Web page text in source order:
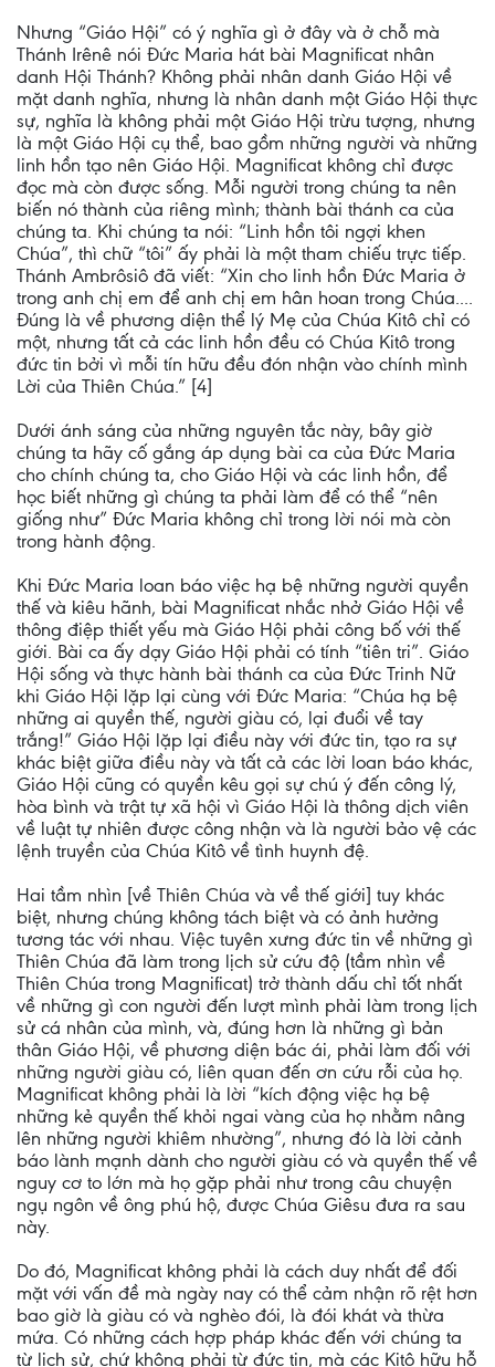
Nhưng “Giáo Hội” có ý nghĩa gì ở đây và ở chỗ mà
Thánh Irênê nói Đức Maria hát bài Magnificat nhân
danh Hội Thánh? Không phải nhân danh Giáo Hội về
mặt danh nghĩa, nhưng là nhân danh một Giáo Hội thực
sự, nghĩa là không phải một Giáo Hội trừu tượng, nhưng
là một Giáo Hội cụ thể, bao gồm những người và những
linh hồn tạo nên Giáo Hội. Magnificat không chỉ được
đọc mà còn được sống. Mỗi người trong chúng ta nên
biến nó thành của riêng mình; thành bài thánh ca của
chúng ta. Khi chúng ta nói: “Linh hồn tôi ngợi khen
Chúa”, thì chữ “tôi” ấy phải là một tham chiếu trực tiếp.
Thánh Ambrôsiô đã viết: “Xin cho linh hồn Đức Maria ở
trong anh chị em để anh chị em hân hoan trong Chúa....
Đúng là về phương diện thể lý Mẹ của Chúa Kitô chỉ có
một, nhưng tất cả các linh hồn đều có Chúa Kitô trong
đức tin bởi vì mỗi tín hữu đều đón nhận vào chính mình
Lời của Thiên Chúa.” [4]
Dưới ánh sáng của những nguyên tắc này, bây giờ
chúng ta hãy cố gắng áp dụng bài ca của Đức Maria
cho chính chúng ta, cho Giáo Hội và các linh hồn, để
học biết những gì chúng ta phải làm để có thể “nên
giống như” Đức Maria không chỉ trong lời nói mà còn
trong hành động.
Khi Đức Maria loan báo việc hạ bệ những người quyền
thế và kiêu hãnh, bài Magnificat nhắc nhở Giáo Hội về
thông điệp thiết yếu mà Giáo Hội phải công bố với thế
giới. Bài ca ấy dạy Giáo Hội phải có tính “tiên tri”. Giáo
Hội sống và thực hành bài thánh ca của Đức Trinh Nữ
khi Giáo Hội lặp lại cùng với Đức Maria: “Chúa hạ bệ
những ai quyền thế, người giàu có, lại đuổi về tay
trắng!” Giáo Hội lặp lại điều này với đức tin, tạo ra sự
khác biệt giữa điều này và tất cả các lời loan báo khác,
Giáo Hội cũng có quyền kêu gọi sự chú ý đến công lý,
hòa bình và trật tự xã hội vì Giáo Hội là thông dịch viên
về luật tự nhiên được công nhận và là người bảo vệ các
lệnh truyền của Chúa Kitô về tình huynh đệ.
Hai tầm nhìn [về Thiên Chúa và về thế giới] tuy khác
biệt, nhưng chúng không tách biệt và có ảnh hưởng
tương tác với nhau. Việc tuyên xưng đức tin về những gì
Thiên Chúa đã làm trong lịch sử cứu độ (tầm nhìn về
Thiên Chúa trong Magnificat) trở thành dấu chỉ tốt nhất
về những gì con người đến lượt mình phải làm trong lịch
sử cá nhân của mình, và, đúng hơn là những gì bản
thân Giáo Hội, về phương diện bác ái, phải làm đối với
những người giàu có, liên quan đến ơn cứu rỗi của họ.
Magnificat không phải là lời “kích động việc hạ bệ
những kẻ quyền thế khỏi ngai vàng của họ nhằm nâng
lên những người khiêm nhường”, nhưng đó là lời cảnh
báo lành mạnh dành cho người giàu có và quyền thế về
nguy cơ to lớn mà họ gặp phải như trong câu chuyện
ngụ ngôn về ông phú hộ, được Chúa Giêsu đưa ra sau
này.
Do đó, Magnificat không phải là cách duy nhất để đối
mặt với vấn đề mà ngày nay có thể cảm nhận rõ rệt hơn
bao giờ là giàu có và nghèo đói, là đói khát và thừa
mứa. Có những cách hợp pháp khác đến với chúng ta
từ lịch sử, chứ không phải từ đức tin, mà các Kitô hữu hỗ